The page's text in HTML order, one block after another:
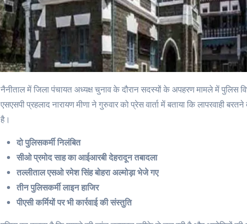
नैनीताल में जिला पंचायत अध्यक्ष चुनाव के दौरान सदस्यों के अपहरण मामले में पुलिस
एसएसपी प्रहलाद नारायण मीणा ने गुरुवार को प्रेस वार्ता में बताया कि लापरवाही
है।
दो पुलिसकर्मी निलंबित
सीओ प्रमोद साह का आईआरबी देहरादून तबादला
तल्लीताल एसओ रमेश सिंह बोहरा अल्मोड़ा भेजे गए
तीन पुलिसकर्मी लाइन हाजिर
पीएसी कर्मियों पर भी कार्रवाई की संस्तुति